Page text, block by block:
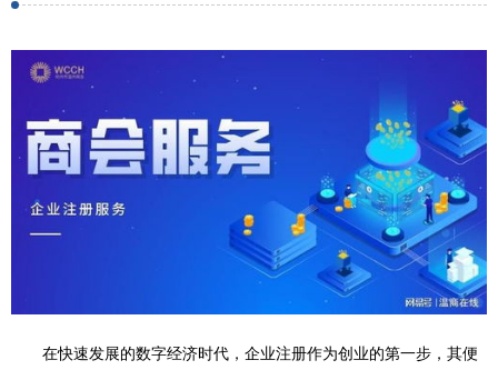
在快速发展的数字经济时代，企业注册作为创业的第一步，其便